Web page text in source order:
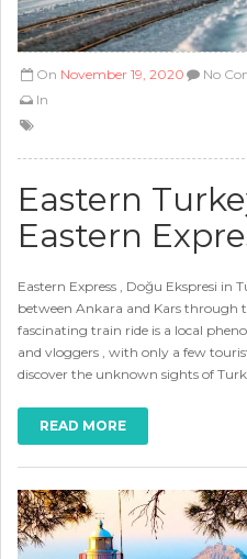
On November 19, 2020
In
No
Eastern
Eastern
Eastern Express , Doğu Ekspresi in
between Ankara and Kars through
fascinating train ride is a local
and vloggers , with only a few
discover the unknown sights of
READ MORE